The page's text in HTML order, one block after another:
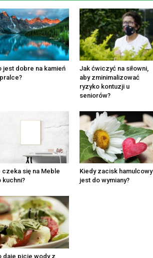
jest dobre na kamień
Jak ćwiczyć na siłowni,
aby zminimalizować
ryzyko kontuzji u
seniorów?
czeka się na Meble
kuchni?
Kiedy zacisk hamulcowy
jest do wymiany?
daje picie wody z